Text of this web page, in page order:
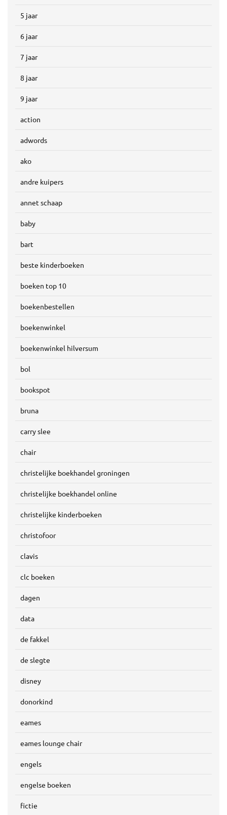
5 jaar
6 jaar
7 jaar
8 jaar
9 jaar
action
adwords
ako
andre kuipers
annet schaap
baby
bart
beste kinderboeken
boeken top 10
boekenbestellen
boekenwinkel
boekenwinkel hilversum
bol
bookspot
bruna
carry slee
chair
christelijke boekhandel groningen
christelijke boekhandel online
christelijke kinderboeken
christofoor
clavis
clc boeken
dagen
data
de fakkel
de slegte
disney
donorkind
eames
eames lounge chair
engels
engelse boeken
fictie